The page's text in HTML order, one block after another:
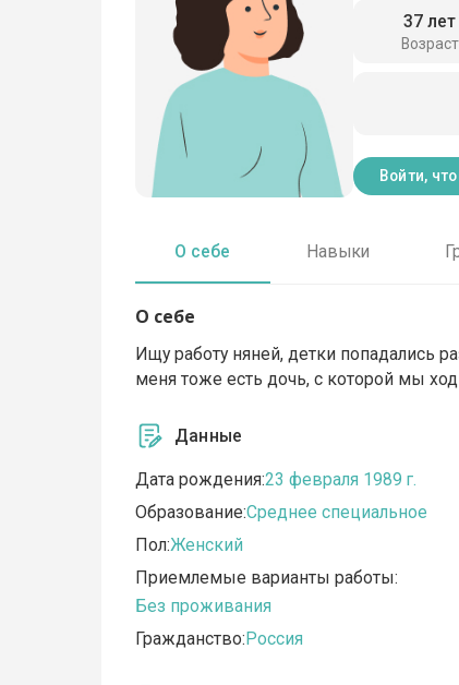
Возраст
37 лет
Войти,
О себе Навыки
О себе
Ищу работу няней, детки попадались
меня тоже есть дочь, с которой мы
Данные
Дата рождения:23 февраля 1989 г.
Образование:Среднее специальное
Пол:Женский
Приемлемые варианты работы:
Без проживания
Гражданство:Россия